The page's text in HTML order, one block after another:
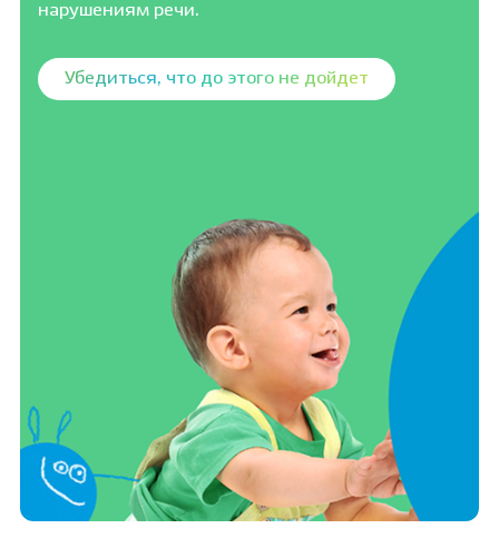
нарушениям речи.
Убедиться, что до этого не дойдет